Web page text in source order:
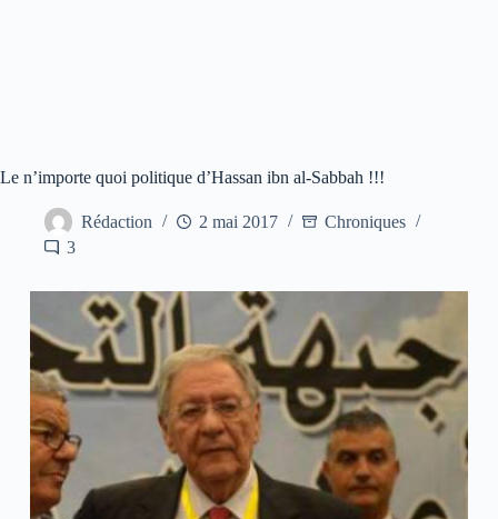
Le n’importe quoi politique d’Hassan ibn al-Sabbah !!!
Rédaction 2 mai 2017
Chroniques
3